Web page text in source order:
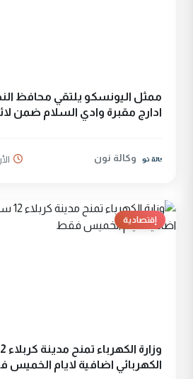
ممثل اليونسكو يلتقي محافظ
ادارج مقبرة وادي السلام ضمن
وكالة نون
إقتصادية
الكهربائي اضافية لايام الخميس